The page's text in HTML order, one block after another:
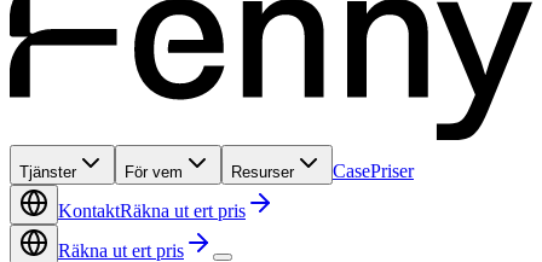
Tjänster För vem Resurser CasePriser
KontaktRäkna ut ert pris
Räkna ut ert pris